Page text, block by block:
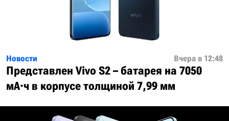
Новости Вчера в 12:48
Представлен Vivo S2 – батарея на 7050
мА·ч в корпусе толщиной 7,99 мм